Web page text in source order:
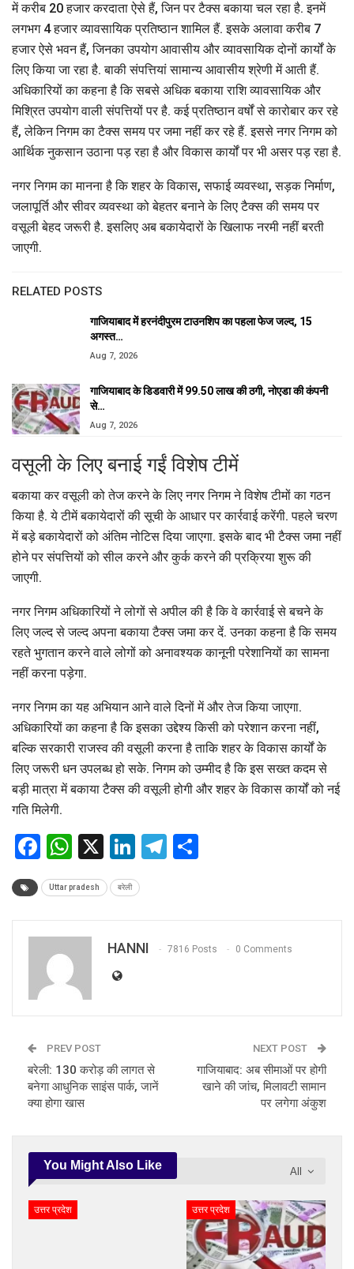
में करीब 20 हजार करदाता ऐसे हैं, जिन पर टैक्स बकाया चल रहा है. इनमें
लगभग 4 हजार व्यावसायिक प्रतिष्ठान शामिल हैं. इसके अलावा करीब 7
हजार ऐसे भवन हैं, जिनका उपयोग आवासीय और व्यावसायिक दोनों कार्यों के
लिए किया जा रहा है. बाकी संपत्तियां सामान्य आवासीय श्रेणी में आती हैं.
अधिकारियों का कहना है कि सबसे अधिक बकाया राशि व्यावसायिक और
मिश्रित उपयोग वाली संपत्तियों पर है. कई प्रतिष्ठान वर्षों से कारोबार कर रहे
हैं, लेकिन निगम का टैक्स समय पर जमा नहीं कर रहे हैं. इससे नगर निगम को
आर्थिक नुकसान उठाना पड़ रहा है और विकास कार्यों पर भी असर पड़ रहा है.
नगर निगम का मानना है कि शहर के विकास, सफाई व्यवस्था, सड़क निर्माण,
जलापूर्ति और सीवर व्यवस्था को बेहतर बनाने के लिए टैक्स की समय पर
वसूली बेहद जरूरी है. इसलिए अब बकायेदारों के खिलाफ नरमी नहीं बरती
जाएगी.
RELATED POSTS
गाजियाबाद में हरनंदीपुरम टाउनशिप का पहला फेज जल्द, 15
अगस्त…
Aug 7, 2026
गाजियाबाद के डिडवारी में 99.50 लाख की ठगी, नोएडा की कंपनी
से…
Aug 7, 2026
वसूली के लिए बनाई गईं विशेष टीमें
बकाया कर वसूली को तेज करने के लिए नगर निगम ने विशेष टीमों का गठन
किया है. ये टीमें बकायेदारों की सूची के आधार पर कार्रवाई करेंगी. पहले चरण
में बड़े बकायेदारों को अंतिम नोटिस दिया जाएगा. इसके बाद भी टैक्स जमा नहीं
होने पर संपत्तियों को सील करने और कुर्क करने की प्रक्रिया शुरू की
जाएगी.
नगर निगम अधिकारियों ने लोगों से अपील की है कि वे कार्रवाई से बचने के
लिए जल्द से जल्द अपना बकाया टैक्स जमा कर दें. उनका कहना है कि समय
रहते भुगतान करने वाले लोगों को अनावश्यक कानूनी परेशानियों का सामना
नहीं करना पड़ेगा.
नगर निगम का यह अभियान आने वाले दिनों में और तेज किया जाएगा.
अधिकारियों का कहना है कि इसका उद्देश्य किसी को परेशान करना नहीं,
बल्कि सरकारी राजस्व की वसूली करना है ताकि शहर के विकास कार्यों के
लिए जरूरी धन उपलब्ध हो सके. निगम को उम्मीद है कि इस सख्त कदम से
बड़ी मात्रा में बकाया टैक्स की वसूली होगी और शहर के विकास कार्यों को नई
गति मिलेगी.
Facebook
WhatsApp
X LinkedIn
Telegram
Uttar pradesh बरेली
HANNI 7816 Posts 0 Comments
PREV POST
बरेली: 130 करोड़ की लागत से
बनेगा आधुनिक साइंस पार्क, जानें
क्या होगा खास
NEXT POST
गाजियाबाद: अब सीमाओं पर होगी
खाने की जांच, मिलावटी सामान
पर लगेगा अंकुश
All
You Might Also Like
उत्तर प्रदेश उत्तर प्रदेश